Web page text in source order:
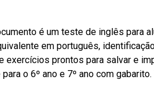
é um teste de inglês para
em português,
exercícios prontos para salvar e
o 6º ano e 7º ano com